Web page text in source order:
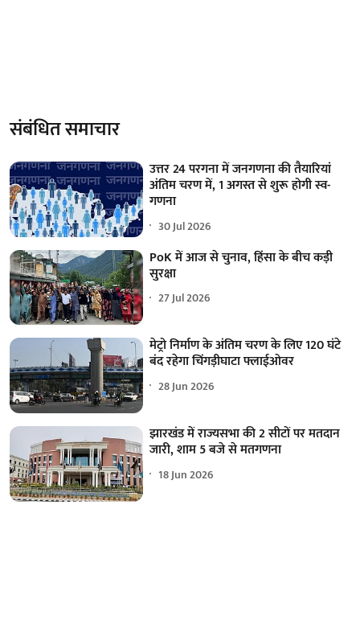
संबंधित समाचार
उत्तर 24 परगना में जनगणना की तैयारियां
अंतिम चरण में, 1 अगस्त से शुरू होगी स्व-
गणना
30 Jul 2026
PoK में आज से चुनाव, हिंसा के बीच कड़ी
सुरक्षा
27 Jul 2026
मेट्रो निर्माण के अंतिम चरण के लिए 120 घंटे
बंद रहेगा चिंगड़ीघाटा फ्लाईओवर
28 Jun 2026
झारखंड में राज्यसभा की 2 सीटों पर मतदान
जारी, शाम 5 बजे से मतगणना
18 Jun 2026